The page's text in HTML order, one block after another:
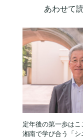
あわせて
定年後の第一歩はこ
湘南で学び合う「シ